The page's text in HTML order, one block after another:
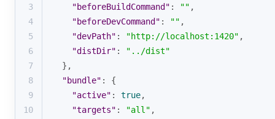
3 "beforeBuildCommand" : "" ,
4
"beforeDevCommand" : "" ,
5
"devPath" : "http://localhost:1420" ,
6
"distDir" :
"../dist"
7
  },
8
"bundle" : {
9
"active" : true,
10
"targets" : "all" ,